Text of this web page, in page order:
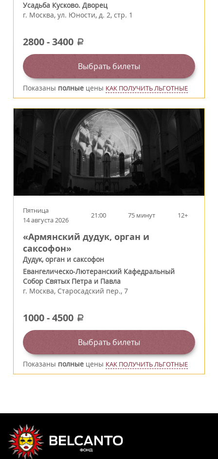
Усадьба Кусково. Дворец
г. Москва, ул. Юности, д. 2, стр. 1
2800-3400 a
Выбрать билеты
Показаны полные цены КАК ПОЛУЧИТЬ ЛЬГОТНЫЕ
Пятница
14 августа 2026
21:00 75 минут 12+
«Армянский дудук, орган и
саксофон»
Дудук, орган и саксофон
Евангелическо-Лютеранский Кафедральный
Собор Святых Петра и Павла
г. Москва, Старосадский пер., 7
1000-4500 a
Выбрать билеты
Показаны полные цены КАК ПОЛУЧИТЬ ЛЬГОТНЫЕ